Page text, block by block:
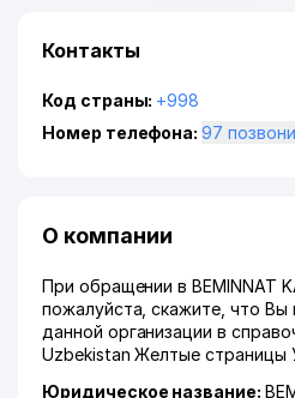
Контакты
Код страны: +998
Номер телефона:
97
О компании
При обращении в BEMINNAT
пожалуйста, скажите, что
данной организации в
Uzbekistan Желтые страницы
Юридическое название: